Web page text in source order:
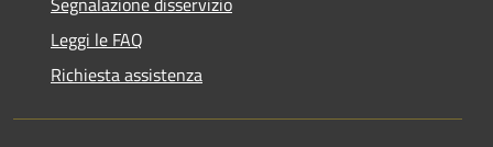
Leggi le FAQ
Richiesta assistenza